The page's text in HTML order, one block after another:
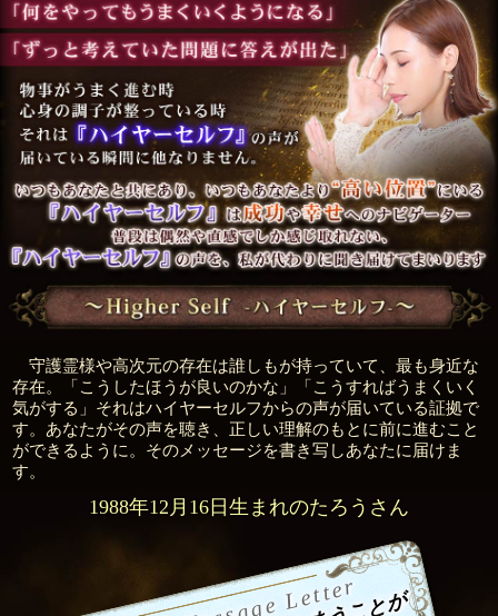
守護霊様や高次元の存在は誰しもが持っていて、最も身近な
存在。「こうしたほうが良いのかな」「こうすればうまくいく
気がする」それはハイヤーセルフからの声が届いている証拠で
す。あなたがその声を聴き、正しい理解のもとに前に進むこと
ができるように。そのメッセージを書き写しあなたに届けま
す。
1988年12月16日生まれのたろうさん